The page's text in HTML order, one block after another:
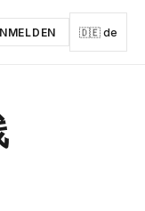
🇩🇪 de